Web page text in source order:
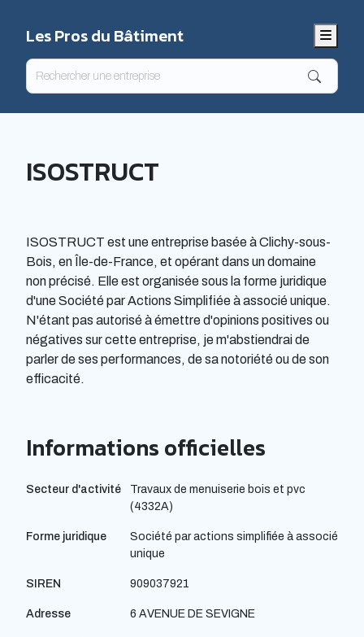
Les Pros du Bâtiment Menu
ISOSTRUCT
ISOSTRUCT est une entreprise basée à Clichy-sous-
Bois, en Île-de-France, et opérant dans un domaine
non précisé. Elle est organisée sous la forme juridique
d'une Société par Actions Simplifiée à associé unique.
N'étant pas autorisé à émettre d'opinions positives ou
négatives sur cette entreprise, je m'abstiendrai de
parler de ses performances, de sa notoriété ou de son
efficacité.
Informations officielles
Secteur d'activité
Travaux de menuiserie bois et pvc
(4332A)
Forme juridique
Société par actions simplifiée à associé
unique
SIREN 909037921
Adresse 6 AVENUE DE SEVIGNE